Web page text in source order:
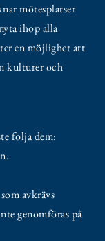
mötesplatser
ihop alla
en möjlighet att
kulturer och
följa dem:
avkrävs
genomföras på